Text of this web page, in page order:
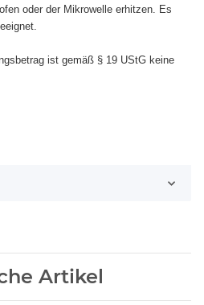
oder der Mikrowelle erhitzen. Es
ist gemäß § 19 UStG keine
Artikel